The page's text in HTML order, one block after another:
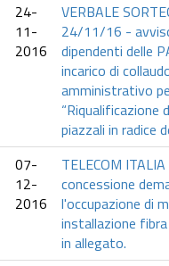
24-
11-
2016
VERBALE
24/11/16 -
dipendenti delle
incarico di
amministrativo
“Riqualificazione
piazzali in radice
07-
12-
2016
TELECOM
concessione
l'occupazione di
installazione
in allegato.